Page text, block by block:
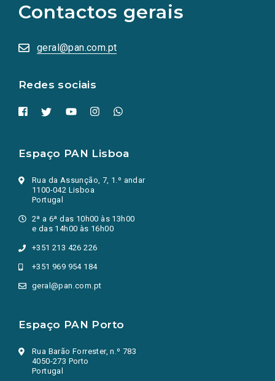
Contactos gerais
geral@pan.com.pt
Redes sociais
redes
sociais
numa
nova
Espaço PAN Lisboa
Rua da Assunção, 7, 1.º andar
1100-042 Lisboa
Portugal
2ª a 6ª das 10h00 às 13h00
e das 14h00 às 16h00
+351 213 426 226
+351 969 954 184
geral@pan.com.pt
Espaço PAN Porto
Rua Barão Forrester, n.º 783
4050-273 Porto
Portugal